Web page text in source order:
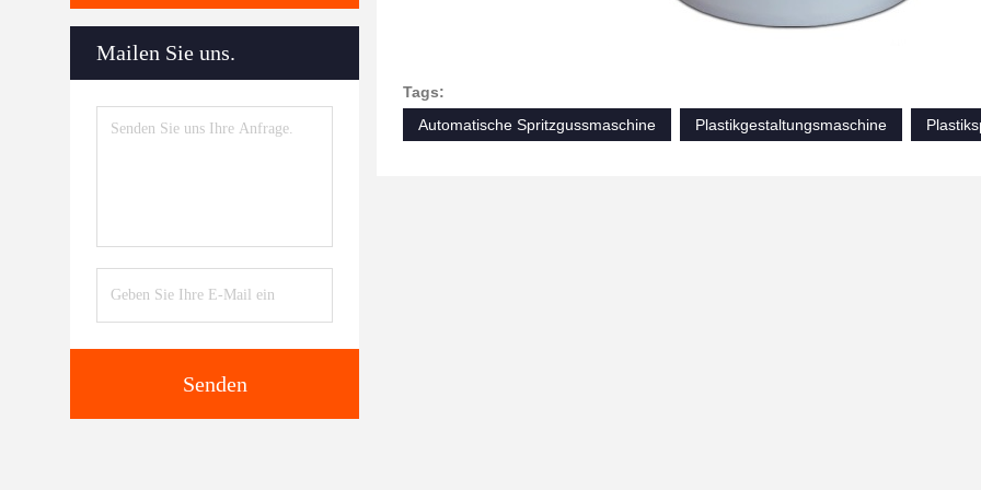
Mailen Sie uns.
Senden
Tags:
Automatische Spritzgussmaschine
Plastikgestaltungsmaschine